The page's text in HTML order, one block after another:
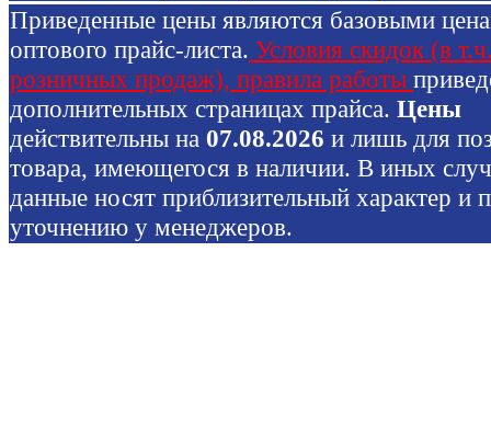
Приведенные цены являются базовыми
оптового прайс-листа. Условия скидок (в
розничных продаж), правила работы
дополнительных страницах прайса. Цены
действительны на 07.08.2026 и лишь для
товара, имеющегося в наличии. В иных
данные носят приблизительный характер и
уточнению у менеджеров.